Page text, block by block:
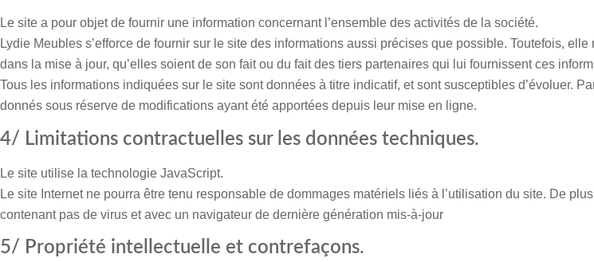
Le site a pour objet de fournir une information concernant l’ensemble des activités de la société.
Lydie Meubles s’efforce de fournir sur le site des informations aussi précises que possible. Toutefois,
dans la mise à jour, qu’elles soient de son fait ou du fait des tiers partenaires qui lui fournissent ces
Tous les informations indiquées sur le site sont données à titre indicatif, et sont susceptibles d’évoluer.
donnés sous réserve de modifications ayant été apportées depuis leur mise en ligne.
4/ Limitations contractuelles sur les données techniques.
Le site utilise la technologie JavaScript.
Le site Internet ne pourra être tenu responsable de dommages matériels liés à l’utilisation du site. De
contenant pas de virus et avec un navigateur de dernière génération mis-à-jour
5/ Propriété intellectuelle et contrefaçons.